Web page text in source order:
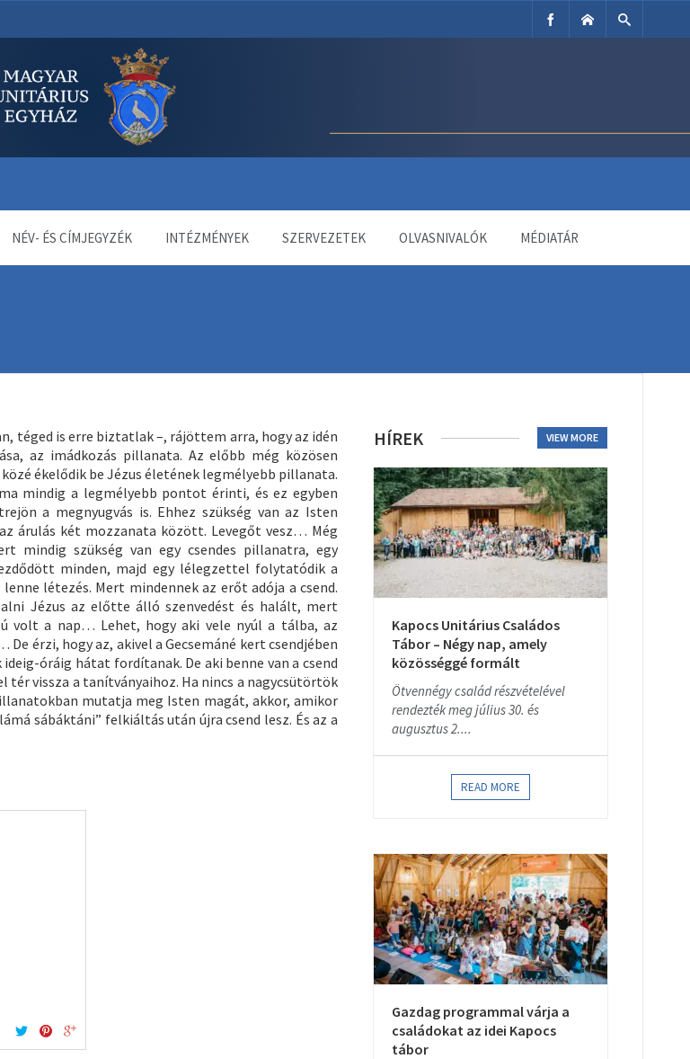
NÉV- ÉS CÍMJEGYZÉK INTÉZMÉNYEK SZERVEZETEK OLVASNIVALÓK MÉDIATÁR
téged is erre biztatlak –, rájöttem arra, hogy az idén
az imádkozás pillanata. Az előbb még közösen
ékelődik be Jézus életének legmélyebb pillanata.
mindig a legmélyebb pontot érinti, és ez egyben
a megnyugvás is. Ehhez szükség van az Isten
árulás két mozzanata között. Levegőt vesz… Még
mindig szükség van egy csendes pillanatra, egy
minden, majd egy lélegzettel folytatódik a
létezés. Mert mindennek az erőt adója a csend.
Jézus az előtte álló szenvedést és halált, mert
volt a nap… Lehet, hogy aki vele nyúl a tálba, az
érzi, hogy az, akivel a Gecsemáné kert csendjében
óráig hátat fordítanak. De aki benne van a csend
vissza a tanítványaihoz. Ha nincs a nagycsütörtök
mutatja meg Isten magát, akkor, amikor
sábáktáni” felkiáltás után újra csend lesz. És az a
HÍREK VIEW MORE
Kapocs Unitárius Családos
Tábor – Négy nap, amely
közösséggé formált
Ötvennégy család részvételével
rendezték meg július 30. és
augusztus 2....
READ MORE
Gazdag programmal várja a
családokat az idei Kapocs
tábor